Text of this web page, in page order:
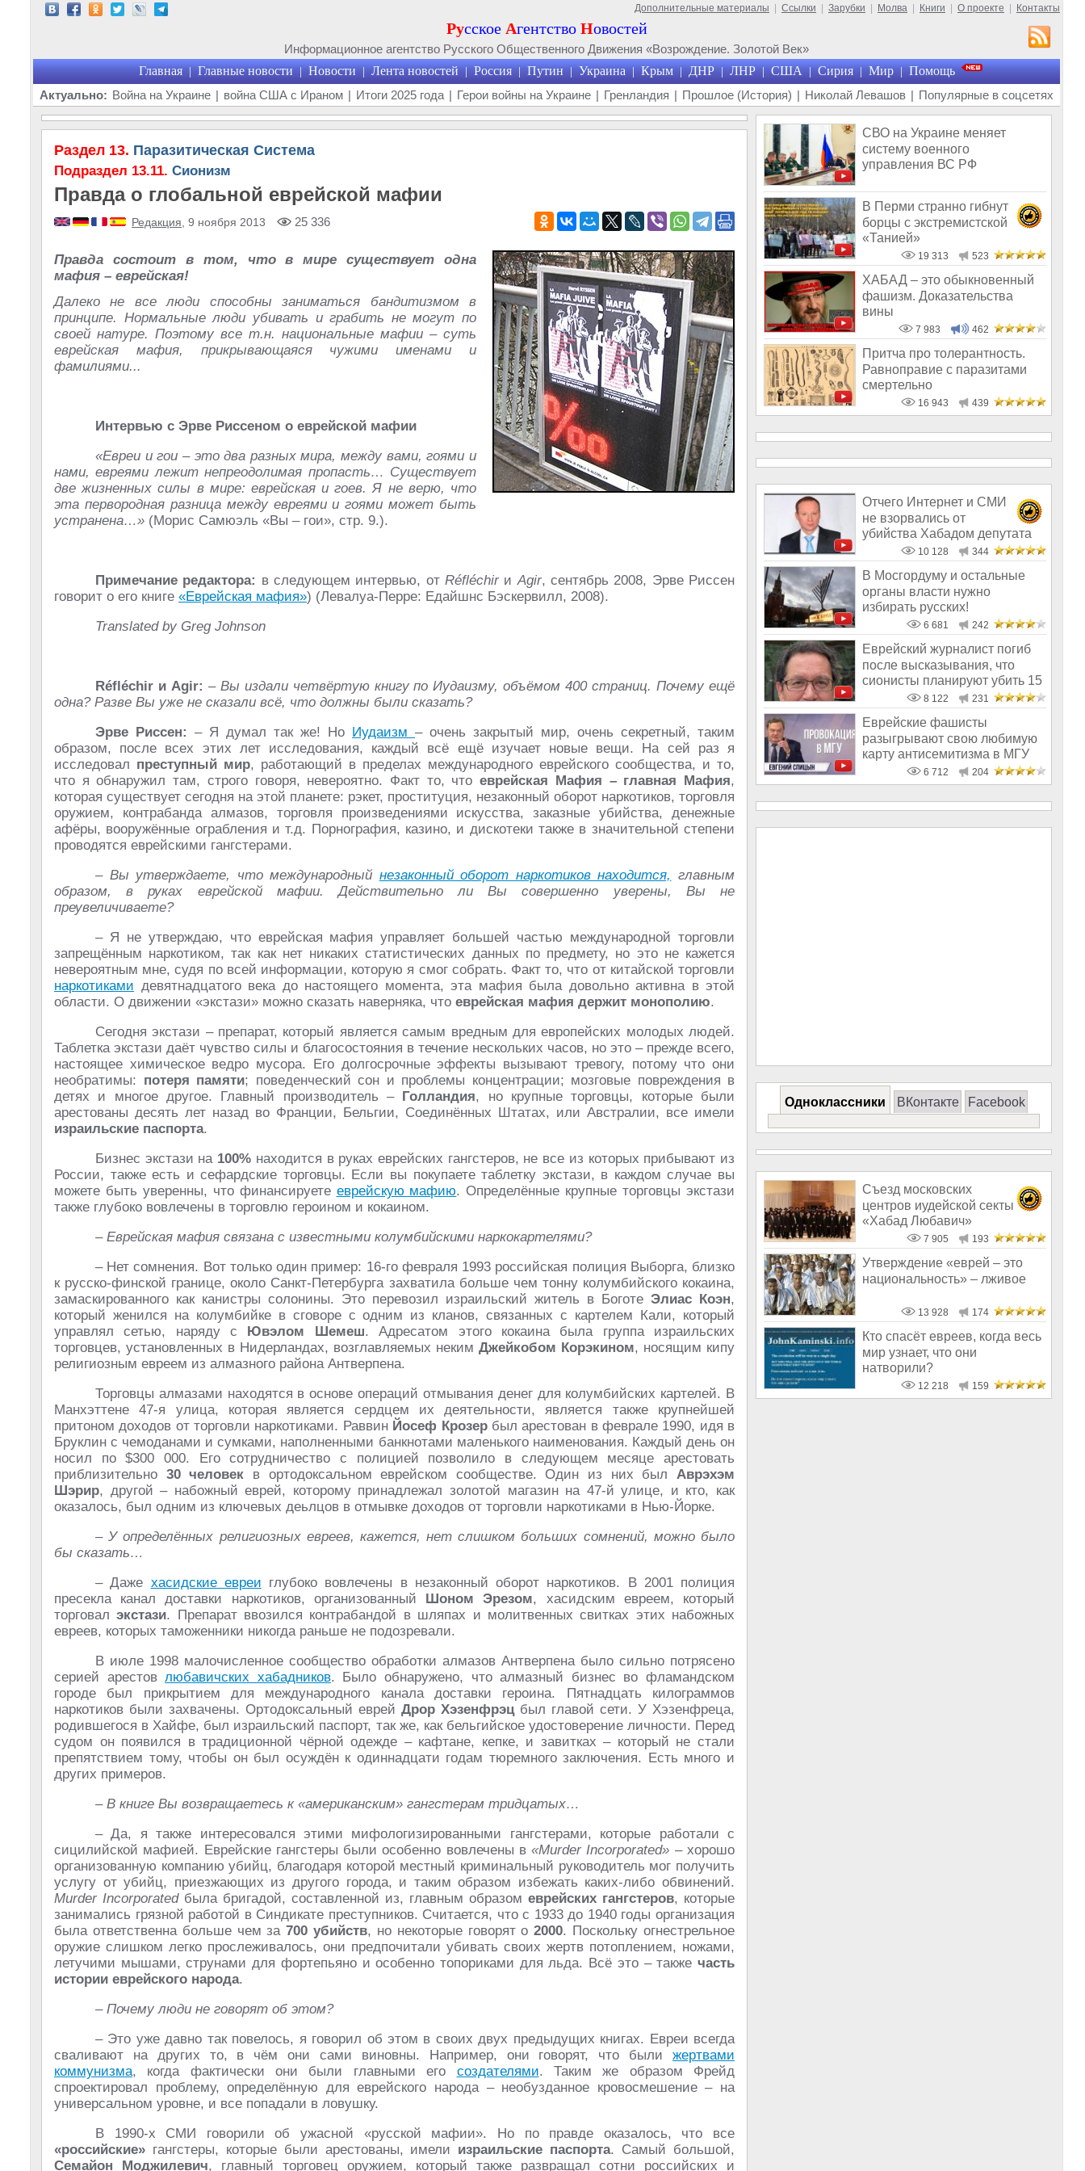
Дополнительные материалы Ссылки Зарубки Молва Книги О проекте Контакты
Русское Агентство Новостей
Информационное агентство Русского Общественного Движения «Возрождение. Золотой Век»
Главная | Главные новости | Новости | Лента новостей | Россия | Путин | Украина | Крым | ДНР | ЛНР | США | Сирия | Мир | Помощь
Актуально: Война на Украине | война США с Ираном | Итоги 2025 года | Герои войны на Украине | Гренландия | Прошлое (История) | Николай Левашов | Популярные в соцсетях
Раздел 13. Паразитическая Система
Подраздел 13.11. Сионизм
Правда о глобальной еврейской мафии
Редакция , 9 ноября 2013 25 336
Правда состоит в том, что в мире существует одна
мафия – еврейская!
Далеко не все люди способны заниматься бандитизмом в
принципе. Нормальные люди убивать и грабить не могут по
своей натуре. Поэтому все т.н. национальные мафии – суть
еврейская мафия, прикрывающаяся чужими именами и
фамилиями...
Интервью с Эрве Риссеном о еврейской мафии
«Евреи и гои – это два разных мира, между вами, гоями и
нами, евреями лежит непреодолимая пропасть… Существует
две жизненных силы в мире: еврейская и гоев. Я не верю, что
эта первородная разница между евреями и гоями может быть
устранена…» (Морис Самюэль «Вы – гои», стр. 9.).
Примечание редактора: в следующем интервью, отRéfléchir иAgir, сентябрь 2008, Эрве Риссен
говорит о его книге «Еврейская мафия») (Левалуа-Перре: Едайшнс Бэскервилл, 2008).
Translated by Greg Johnson
Réfléchir и Agir: – Вы издали четвёртую книгу по Иудаизму, объёмом 400 страниц. Почему ещё
одна? Разве Вы уже не сказали всё, что должны были сказать?
Эрве Риссен: – Я думал так же! Но Иудаизм – очень закрытый мир, очень секретный, таким
образом, после всех этих лет исследования, каждый всё ещё изучает новые вещи. На сей раз я
исследовал преступный мир, работающий в пределах международного еврейского сообщества, и то,
что я обнаружил там, строго говоря, невероятно. Факт то, чтоеврейская Мафия – главная Мафия,
которая существует сегодня на этой планете: рэкет, проституция, незаконный оборот наркотиков, торговля
оружием, контрабанда алмазов, торговля произведениями искусства, заказные убийства, денежные
афёры, вооружённые ограбления и т.д. Порнография, казино, и дискотеки также в значительной степени
проводятся еврейскими гангстерами.
– Вы утверждаете, что международный незаконный оборот наркотиков находится, главным
образом, в руках еврейской мафии. Действительно ли Вы совершенно уверены, Вы не
преувеличиваете?
– Я не утверждаю, что еврейская мафия управляет большей частью международной торговли
запрещённым наркотиком, так как нет никаких статистических данных по предмету, но это не кажется
невероятным мне, судя по всей информации, которую я смог собрать. Факт то, что от китайской торговли
наркотиками девятнадцатого века до настоящего момента, эта мафия была довольно активна в этой
области. О движении «экстази» можно сказать наверняка, что еврейская мафия держит монополию.
Сегодня экстази – препарат, который является самым вредным для европейских молодых людей.
Таблетка экстази даёт чувство силы и благосостояния в течение нескольких часов, но это – прежде всего,
настоящее химическое ведро мусора. Его долгосрочные эффекты вызывают тревогу, потому что они
необратимы: потеря памяти; поведенческий сон и проблемы концентрации; мозговые повреждения в
детях и многое другое. Главный производитель – Голландия, но крупные торговцы, которые были
арестованы десять лет назад во Франции, Бельгии, Соединённых Штатах, или Австралии, все имели
израильские паспорта.
Бизнес экстази на 100% находится в руках еврейских гангстеров, не все из которых прибывают из
России, также есть и сефардские торговцы. Если вы покупаете таблетку экстази, в каждом случае вы
можете быть уверенны, что финансируете еврейскую мафию. Определённые крупные торговцы экстази
также глубоко вовлечены в торговлю героином и кокаином.
– Еврейская мафия связана с известными колумбийскими наркокартелями?
– Нет сомнения. Вот только один пример: 16-го февраля 1993 российская полиция Выборга, близко
к русско-финской границе, около Санкт-Петербурга захватила больше чем тонну колумбийского кокаина,
замаскированного как канистры солонины. Это перевозил израильский житель в Боготе Элиас Коэн,
который женился на колумбийке в сговоре с одним из кланов, связанных с картелем Кали, который
управлял сетью, наряду с Ювэлом Шемеш. Адресатом этого кокаина была группа израильских
торговцев, установленных в Нидерландах, возглавляемых неким Джейкобом Корэкином, носящим кипу
религиозным евреем из алмазного района Антверпена.
Торговцы алмазами находятся в основе операций отмывания денег для колумбийских картелей. В
Манхэттене 47-я улица, которая является сердцем их деятельности, является также крупнейшей
притоном доходов от торговли наркотиками. Раввин Йосеф Крозербыл арестован в феврале 1990, идя в
Бруклин с чемоданами и сумками, наполненными банкнотами маленького наименования. Каждый день он
носил по $300 000. Его сотрудничество с полицией позволило в следующем месяце арестовать
приблизительно 30 человек в ортодоксальном еврейском сообществе. Один из них былАврэхэм
Шэрир, другой – набожный еврей, которому принадлежал золотой магазин на 47-й улице, и кто, как
оказалось, был одним из ключевых деьлцов в отмывке доходов от торговли наркотиками в Нью-Йорке.
– У определённых религиозных евреев, кажется, нет слишком больших сомнений, можно было
бы сказать…
– Даже хасидские евреи глубоко вовлечены в незаконный оборот наркотиков. В 2001 полиция
пресекла канал доставки наркотиков, организованный Шоном Эрезом, хасидским евреем, который
торговалэкстази. Препарат ввозился контрабандой в шляпах и молитвенных свитках этих набожных
евреев, которых таможенники никогда раньше не подозревали.
В июле 1998 малочисленное сообщество обработки алмазов Антверпена было сильно потрясено
серией арестовлюбавичских хабадников. Было обнаружено, что алмазный бизнес во фламандском
городе был прикрытием для международного канала доставки героина. Пятнадцать килограммов
наркотиков были захвачены. Ортодоксальный еврей Дрор Хэзенфрэцбыл главой сети. У Хэзенфреца,
родившегося в Хайфе, был израильский паспорт, так же, как бельгийское удостоверение личности. Перед
судом он появился в традиционной чёрной одежде – кафтане, кепке, и завитках – который не стали
препятствием тому, чтобы он был осуждён к одиннадцати годам тюремного заключения. Есть много и
других примеров.
– В книге Вы возвращаетесь к «американским» гангстерам тридцатых…
– Да, я также интересовался этими мифологизированными гангстерами, которые работали с
сицилийской мафией. Еврейские гангстеры были особенно вовлечены в«Murder Incorporated» – хорошо
организованную компанию убийц, благодаря которой местный криминальный руководитель мог получить
услугу от убийц, приезжающих из другого города, и таким образом избежать каких-либо обвинений.
Murder Incorporatedбыла бригадой, составленной из, главным образом еврейских гангстеров, которые
занимались грязной работой в Синдикате преступников. Считается, что с 1933 до 1940 годы организация
была ответственна больше чем за700 убийств, но некоторые говорят о2000. Поскольку огнестрельное
оружие слишком легко прослеживалось, они предпочитали убивать своих жертв потоплением, ножами,
летучими мышами, струнами для фортепьяно и особенно топориками для льда. Всё это – также часть
истории еврейского народа.
– Почему люди не говорят об этом?
– Это уже давно так повелось, я говорил об этом в своих двух предыдущих книгах. Евреи всегда
сваливают на других то, в чём они сами виновны. Например, они говорят, что были жертвами
коммунизма, когда фактически они были главными его создателями. Таким же образом Фрейд
спроектировал проблему, определённую для еврейского народа – необузданное кровосмешение – на
универсальном уровне, и все попадали в ловушку.
В 1990-х СМИ говорили об ужасной «русской мафии». Но по правде оказалось, что все
«российские» гангстеры, которые были арестованы, имели израильские паспорта. Самый большой,
Семайон Моджилевич, главный торговец оружием, который также развращал сотни российских и
СВО на Украине меняет
систему военного
управления ВС РФ
В Перми странно гибнут
борцы с экстремистской
«Танией»
19 313 523
ХАБАД – это обыкновенный
фашизм. Доказательства
вины
7 983 462
Притча про толерантность.
Равноправие с паразитами
смертельно
16 943 439
Отчего Интернет и СМИ
не взорвались от
убийства Хабадом депутата
Сергея Митрофанова
10 128 344
В Мосгордуму и остальные
органы власти нужно
избирать русских!
6 681 242
Еврейский журналист погиб
после высказывания, что
сионисты планируют убить 15
8 122 231
Еврейские фашисты
разыгрывают свою любимую
карту антисемитизма в МГУ
6 712 204
Одноклассники ВКонтакте Facebook
Съезд московских
центров иудейской секты
«Хабад Любавич»
7 905 193
Утверждение «еврей – это
национальность» – лживое
13 928 174
Кто спасёт евреев, когда весь
мир узнает, что они
натворили?
12 218 159